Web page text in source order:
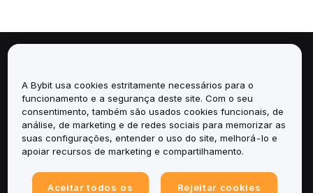
Serviços
Suporte
A Bybit usa cookies estritamente necessários para o
funcionamento e a segurança deste site. Com o seu
consentimento, também são usados cookies funcionais, de
análise, de marketing e de redes sociais para memorizar as
suas configurações, entender o uso do site, melhorá-lo e
apoiar recursos de marketing e compartilhamento.
Aceitar todos os Rejeitar cookies